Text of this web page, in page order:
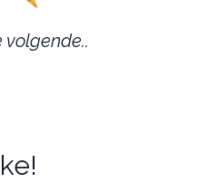
volgende..